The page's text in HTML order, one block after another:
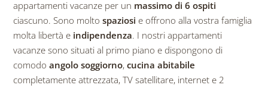
appartamenti vacanze per un massimo di 6 ospiti
ciascuno. Sono moltospaziosi e offrono alla vostra famiglia
molta libertà e indipendenza. I nostri appartamenti
vacanze sono situati al primo piano e dispongono di
comodoangolo soggiorno,cucina abitabile
completamente attrezzata, TV satellitare, internet e 2